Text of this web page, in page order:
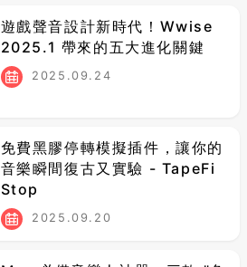
遊戲聲音設計新時代！Wwise
2025.1 帶來的五大進化關鍵
2025.09.24
免費黑膠停轉模擬插件，讓你的
音樂瞬間復古又實驗 - TapeFi
Stop
2025.09.20